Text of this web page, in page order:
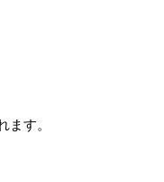
す。